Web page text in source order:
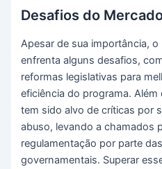
Desafios do
Apesar de sua importância,
enfrenta alguns desafios,
reformas legislativas para
eficiência do programa.
tem sido alvo de críticas por
abuso, levando a chamados
regulamentação por parte
governamentais. Superar